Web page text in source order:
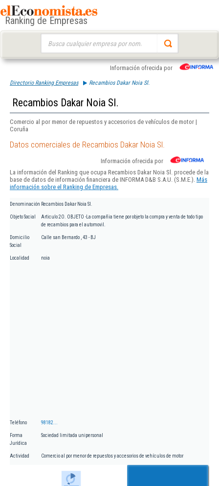
Ranking de Empresas
Información ofrecida por
Directorio Ranking Empresas Recambios Dakar Noia Sl.
Recambios Dakar Noia Sl.
Comercio al por menor de repuestos y accesorios de vehículos de motor |
Coruña
Datos comerciales de Recambios Dakar Noia Sl.
Información ofrecida por
La información del Ranking que ocupa Recambios Dakar Noia Sl. procede de la
base de datos de información financiera de INFORMA D&B S.A.U. (S.M.E.). Más
información sobre el Ranking de Empresas.
Denominación Recambios Dakar Noia Sl.
Objeto Social
Articulo 2O. OBJETO -La compañia tiene por objeto la compra y venta de todo tipo
de recambios para el automovil.
Domicilio
Social
Calle san Bernardo , 43 - BJ
Localidad noia
Teléfono 98182...
Forma
Jurídica
Sociedad limitada unipersonal
Actividad Comercio al por menor de repuestos y accesorios de vehículos de motor